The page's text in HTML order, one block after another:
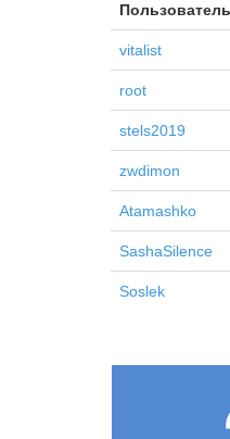
Пользователь
vitalist
root
stels2019
zwdimon
Atamashko
SashaSilence
Soslek